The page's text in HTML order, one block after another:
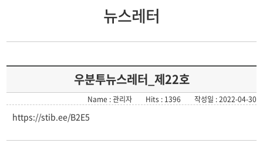
사업홍보
보도자료
뉴스레터
팝업소식
뉴스레터
우분투뉴스레터_제22호
Name : 관리자 Hits : 1396 작성일 : 2022-04-30
https://stib.ee/B2E5